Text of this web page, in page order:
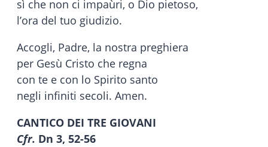
sì che non ci impaùri, o Dio pietoso,
l’ora del tuo giudizio.
Accogli, Padre, la nostra preghiera
per Gesù Cristo che regna
con te e con lo Spirito santo
negli infiniti secoli. Amen.
CANTICO DEI TRE GIOVANI
Cfr. Dn 3, 52-56